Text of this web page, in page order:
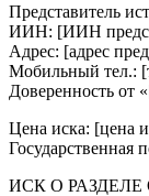
Представитель
ИИН: [ИИН
Адрес: [адрес
Мобильный тел.:
Доверенность от
Цена иска: [цена
Государственная
ИСК О